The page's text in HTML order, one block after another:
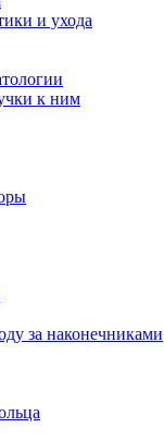
и ухода
к ним
за наконечниками